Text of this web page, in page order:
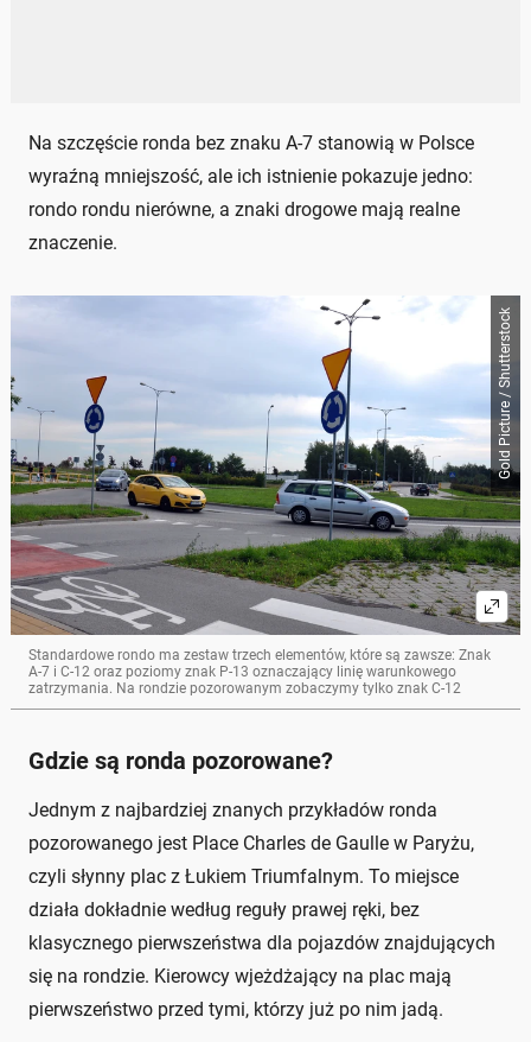
Na szczęście ronda bez znaku A-7 stanowią w Polsce
wyraźną mniejszość, ale ich istnienie pokazuje jedno:
rondo rondu nierówne, a znaki drogowe mają realne
znaczenie.
Gold Picture / Shutterstock
Standardowe rondo ma zestaw trzech elementów, które są zawsze: Znak
A-7 i C-12 oraz poziomy znak P-13 oznaczający linię warunkowego
zatrzymania. Na rondzie pozorowanym zobaczymy tylko znak C-12
Gdzie są ronda pozorowane?
Jednym z najbardziej znanych przykładów ronda
pozorowanego jest Place Charles de Gaulle w Paryżu,
czyli słynny plac z Łukiem Triumfalnym. To miejsce
działa dokładnie według reguły prawej ręki, bez
klasycznego pierwszeństwa dla pojazdów znajdujących
się na rondzie. Kierowcy wjeżdżający na plac mają
pierwszeństwo przed tymi, którzy już po nim jadą.